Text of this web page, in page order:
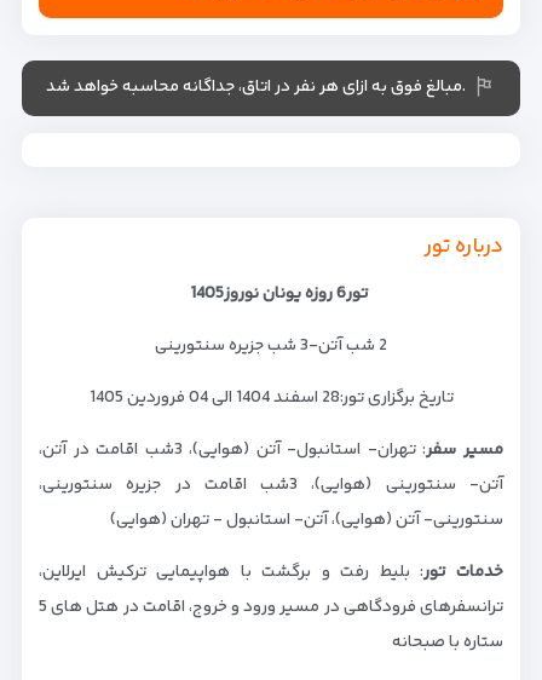
.مبالغ فوق به ازای هر نفر در اتاق، جداگانه محاسبه خواهد شد
درباره تور
تور6 روزه یونان نوروز1405
2 شب آتن-3 شب جزیره سنتورینی
تاریخ­ برگزاری تور:28 اسفند 1404 الی 04 فروردین 1405
مسیر سفر
: تهران- استانبول- آتن (هوایی)، 3شب اقامت در آتن،
آتن- سنتورینی (هوایی)، 3شب اقامت در جزیره سنتورینی،
سنتورینی- آتن (هوایی)، آتن- استانبول - تهران (هوایی)
خدمات تور: بلیط رفت و برگشت با هواپیمایی ترکیش ایرلاین،
ترانسفرهای فرودگاهی در مسیر ورود و خروج، اقامت در هتل های 5
ستاره با صبحانه